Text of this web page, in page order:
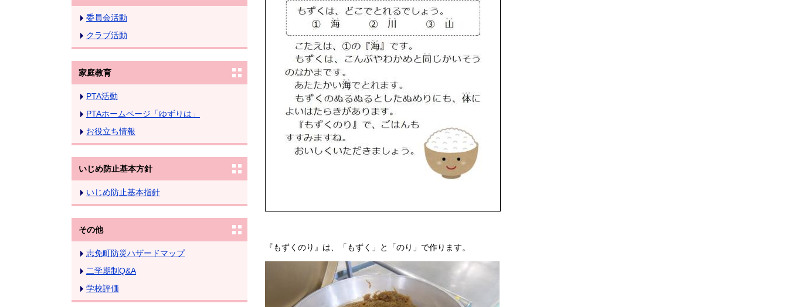
委員会活動
クラブ活動
家庭教育
PTA活動
PTAホームページ「ゆずりは」
お役立ち情報
いじめ防止基本方針
いじめ防止基本指針
その他
志免町防災ハザードマップ
二学期制Q&A
学校評価
『もずくのり』は、「もずく」と「のり」で作ります。